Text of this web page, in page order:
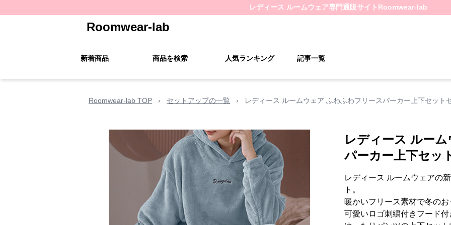
レディース ルームウェア専門通販サイト Roomwear-lab
Roomwear-lab
新着商品 商品を検索 人気ランキング 記事一覧
Roomwear-lab TOP › セットアップの一覧 › レディース ルームウェア ふわふわフリースパーカー上下セット
レディース ルー
パーカー上下セッ
レディース ルームウェアの
ト。
暖かいフリース素材で冬の
可愛いロゴ刺繍付きフード